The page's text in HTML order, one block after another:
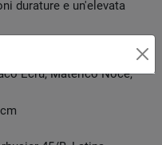
durature e un'elevata
Ecrù, Materico Noce,